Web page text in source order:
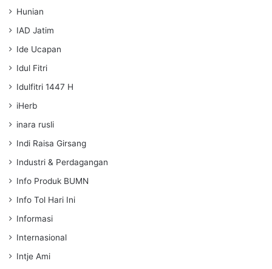
Hunian
IAD Jatim
Ide Ucapan
Idul Fitri
Idulfitri 1447 H
iHerb
inara rusli
Indi Raisa Girsang
Industri & Perdagangan
Info Produk BUMN
Info Tol Hari Ini
Informasi
Internasional
Intje Ami